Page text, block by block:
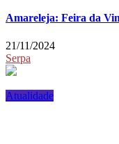
Amareleja: Feira da
21/11/2024
Serpa
Atualidade